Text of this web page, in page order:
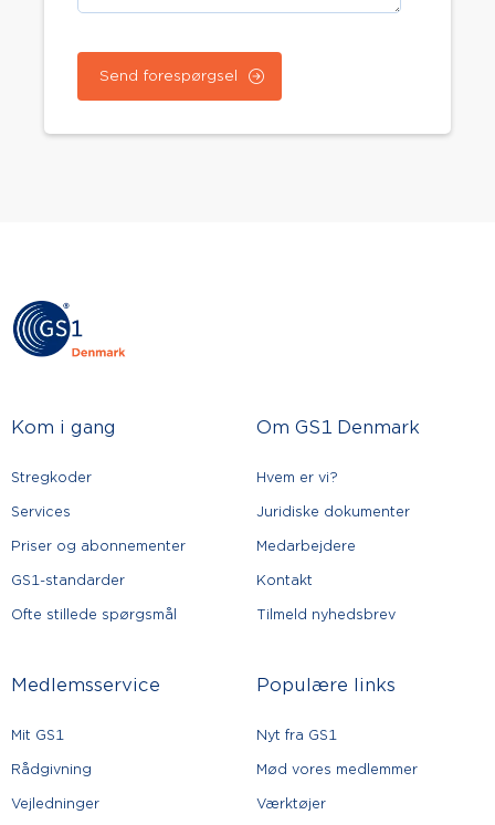
Kom i gang
Stregkoder
Services
Priser og abonnementer
GS1-standarder
Ofte stillede spørgsmål
Om GS1 Denmark
Hvem er vi?
Juridiske dokumenter
Medarbejdere
Kontakt
Tilmeld nyhedsbrev
Medlemsservice
Mit GS1
Rådgivning
Vejledninger
Populære links
Nyt fra GS1
Mød vores medlemmer
Værktøjer